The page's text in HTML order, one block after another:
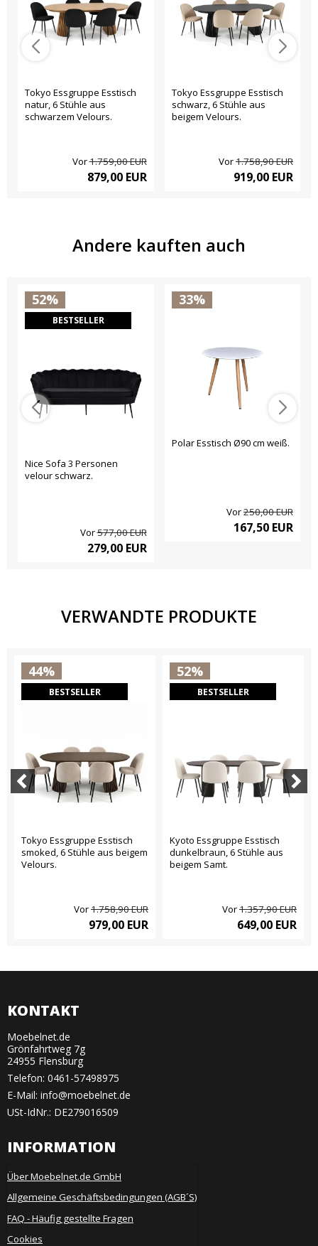
Tokyo Essgruppe Esstisch
natur, 6 Stühle aus
schwarzem Velours.
Vor1.759,00 EUR
879,00 EUR
Tokyo Essgruppe Esstisch
schwarz, 6 Stühle aus
beigem Velours.
Vor1.758,90 EUR
919,00 EUR
Andere kauften auch
52%
BESTSELLER
Nice Sofa 3 Personen
velour schwarz.
Vor577,00 EUR
279,00 EUR
33%
Polar Esstisch Ø90 cm weiß.
Vor250,00 EUR
167,50 EUR
VERWANDTE PRODUKTE
44%
BESTSELLER
Tokyo Essgruppe Esstisch
smoked, 6 Stühle aus beigem
Velours.
Vor1.758,90 EUR
979,00 EUR
52%
BESTSELLER
Kyoto Essgruppe Esstisch
dunkelbraun, 6 Stühle aus
beigem Samt.
Vor1.357,90 EUR
649,00 EUR
KONTAKT
Moebelnet.de
Grönfahrtweg 7g
24955 Flensburg
Telefon: 0461-57498975
E-Mail: info@moebelnet.de
USt-IdNr.: DE279016509
INFORMATION
Über Moebelnet.de GmbH
Allgemeine Geschäftsbedingungen (AGB´S)
FAQ - Häufig gestellte Fragen
Cookies